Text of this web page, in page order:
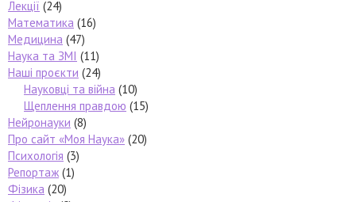
Лекції (24)
Математика (16)
Медицина (47)
Наука та ЗМІ (11)
Наші проєкти (24)
Науковці та війна (10)
Щеплення правдою (15)
Нейронауки (8)
Про сайт «Моя Наука» (20)
Психологія (3)
Репортаж (1)
Фізика (20)